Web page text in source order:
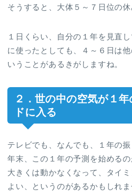
そうすると、大体５～７日位の休
１日くらい、自分の１年を見直
に使ったとしても、４～６日は
いうことがあるきがしますね。
２．世の中の空気が１
ドに入る
テレビでも、なんでも、１年の振
年末、この１年の予測を始める
大きくは動かなくなって、タイ
よい、というのがあるかもしれま